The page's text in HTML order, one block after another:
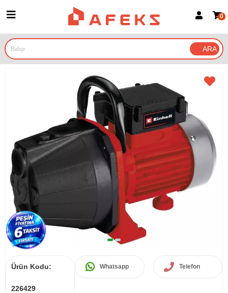
Google İle Bağlan
0
Ürün Kodu:
226429
Whatsapp Telefon